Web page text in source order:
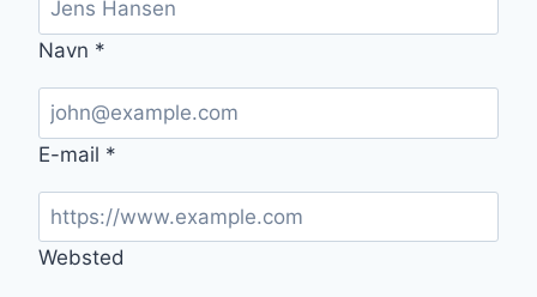
Navn *
E-mail *
Websted